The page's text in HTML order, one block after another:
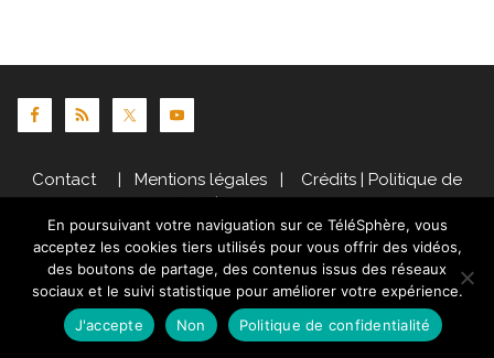
Contact| Mentions légales | Crédits | Politique de
cookies (UE)| © telesphere.fr 2026
En poursuivant votre naviguation sur ce TéléSphère, vous
acceptez les cookies tiers utilisés pour vous offrir des vidéos,
des boutons de partage, des contenus issus des réseaux
sociaux et le suivi statistique pour améliorer votre expérience.
J'accepte
Non Politique de confidentialité